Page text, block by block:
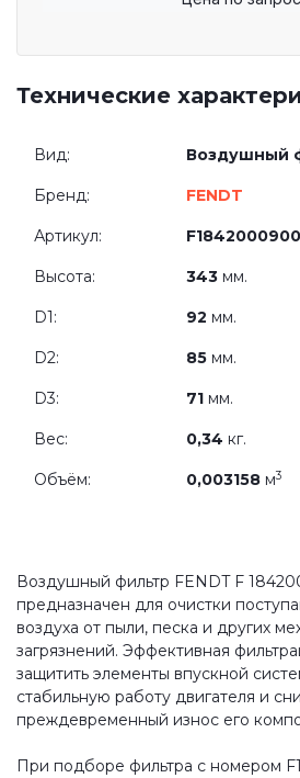
Технические
Вид: Воздушный
Бренд: FENDT
Артикул:
Высота: 343 мм.
D1: 92 мм.
D2: 85 мм.
D3: 71 мм.
Вес: 0,34 кг.
Объём: 0,003158 м3
Воздушный фильтр FENDT F
предназначен для очистки
воздуха от пыли, песка и других
загрязнений. Эффективная
защитить элементы впускной
стабильную работу двигателя и
преждевременный износ его
При подборе фильтра с номером